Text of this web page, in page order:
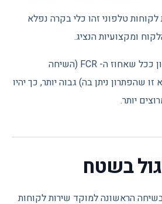
לקוחות טלפוני זהו כלי בקרה נפלא
ומקצועיות הנציג.
3. לפי סקרי שביעות רצון ככל שאחוז ה- FCR (השיחה
שהפתרון ניתן בה) גבוה יותר, כך יהיו
יותר.
בשטח
בשיחה הראשונה למוקד שירות לקוחות